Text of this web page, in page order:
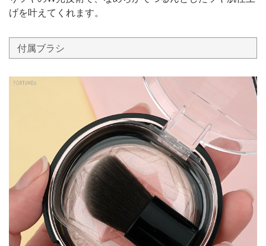
げを叶えてくれます。
付属ブラシ